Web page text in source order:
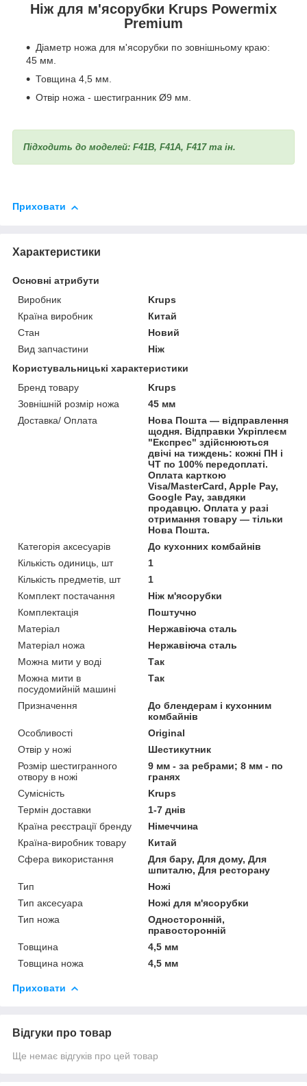
Ніж для м'ясорубки Krups Powermix
Premium
Діаметр ножа для м'ясорубки по зовнішньому краю:
45 мм.
Товщина 4,5 мм.
Отвір ножа - шестигранник Ø9 мм.
Підходить до моделей: F41B, F41A, F417 та ін.
Приховати
Характеристики
Основні атрибути
Виробник
Krups
Країна виробник
Китай
Стан
Новий
Вид запчастини
Ніж
Користувальницькі характеристики
Бренд товару
Krups
Зовнішній розмір ножа
45 мм
Доставка/ Оплата
Нова Пошта — відправлення
щодня. Відправки Укріплеєм
"Експрес" здійснюються
двічі на тиждень: кожні ПН і
ЧТ по 100% передоплаті.
Оплата карткою
Visa/MasterCard, Apple Pay,
Google Pay, завдяки
продавцю. Оплата у разі
отримання товару — тільки
Нова Пошта.
Категорія аксесуарів
До кухонних комбайнів
Кількість одиниць, шт
1
Кількість предметів, шт
1
Комплект постачання
Ніж м'ясорубки
Комплектація
Поштучно
Матеріал
Нержавіюча сталь
Матеріал ножа
Нержавіюча сталь
Можна мити у воді
Так
Можна мити в
посудомийній машині
Так
Призначення
До блендерам і кухонним
комбайнів
Особливості
Original
Отвір у ножі
Шестикутник
Розмір шестигранного
отвору в ножі
9 мм - за ребрами; 8 мм - по
гранях
Сумісність
Krups
Термін доставки
1-7 днів
Країна реєстрації бренду
Німеччина
Країна-виробник товару
Китай
Сфера використання
Для бару, Для дому, Для
шпиталю, Для ресторану
Тип
Ножі
Тип аксесуара
Ножі для м'ясорубки
Тип ножа
Односторонній,
правосторонній
Товщина
4,5 мм
Товщина ножа
4,5 мм
Приховати
Відгуки про товар
Ще немає відгуків про цей товар